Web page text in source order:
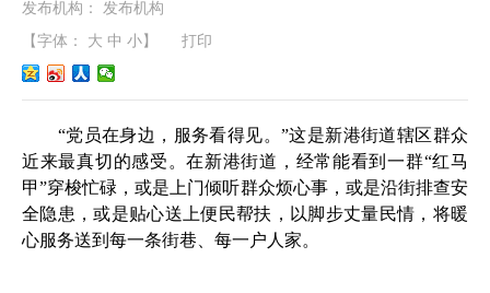
发布机构： 发布机构
【字体： 大 中 小 】 打印
“党员在身边，服务看得见。”这是新港街道辖区群众
近来最真切的感受。在新港街道，经常能看到一群“红马
甲”穿梭忙碌，或是上门倾听群众烦心事，或是沿街排查安
全隐患，或是贴心送上便民帮扶，以脚步丈量民情，将暖
心服务送到每一条街巷、每一户人家。